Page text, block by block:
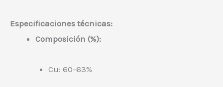
Especificaciones técnicas:
Composición (%):
Cu: 60-63%